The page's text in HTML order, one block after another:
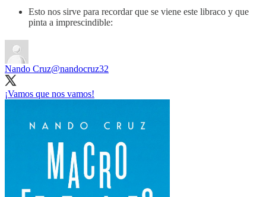
Esto nos sirve para recordar que se viene este libraco y que
pinta a imprescindible:
Nando Cruz@nandocruz32
¡Vamos que nos vamos!